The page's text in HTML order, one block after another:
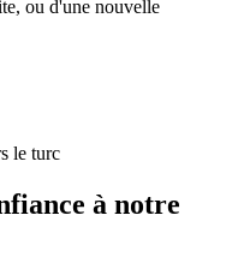
ou d'une nouvelle
le turc
à notre